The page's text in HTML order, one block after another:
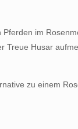
im
Treue Husar
zu einem